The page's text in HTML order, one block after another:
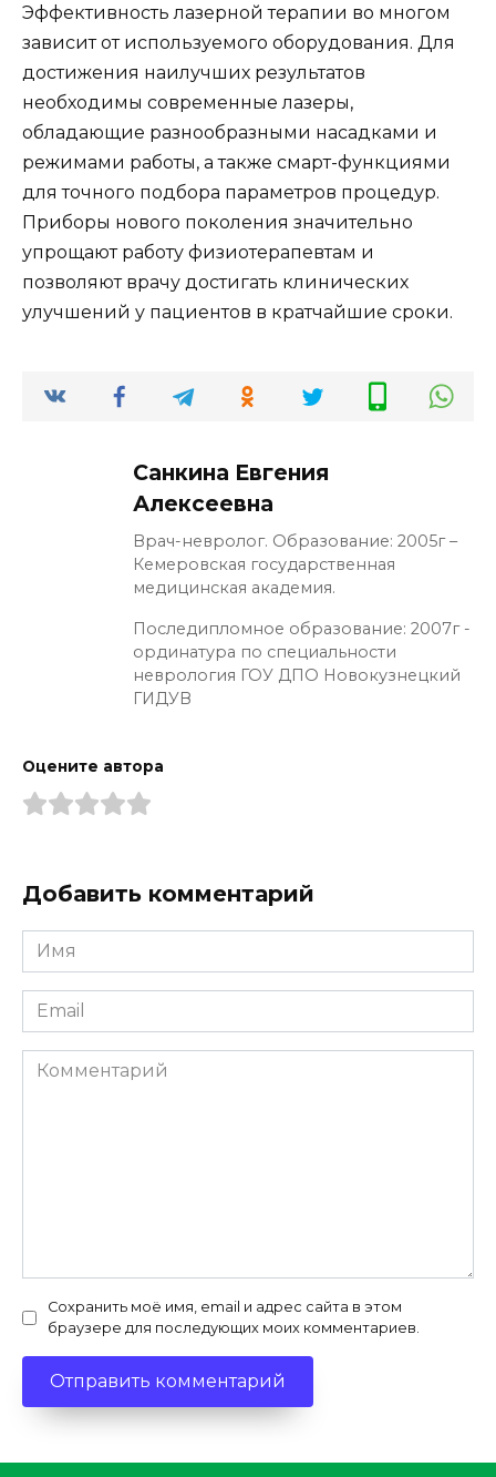
Эффективность лазерной терапии во многом
зависит от используемого оборудования. Для
достижения наилучших результатов
необходимы современные лазеры,
обладающие разнообразными насадками и
режимами работы, а также смарт-функциями
для точного подбора параметров процедур.
Приборы нового поколения значительно
упрощают работу физиотерапевтам и
позволяют врачу достигать клинических
улучшений у пациентов в кратчайшие сроки.
Санкина Евгения
Алексеевна
Врач-невролог. Образование: 2005г –
Кемеровская государственная
медицинская академия.
Последипломное образование: 2007г -
ординатура по специальности
неврология ГОУ ДПО Новокузнецкий
ГИДУВ
Оцените автора
Добавить комментарий
Имя
*
Email
*
Комментарий
Сохранить моё имя, email и адрес сайта в этом
браузере для последующих моих комментариев.